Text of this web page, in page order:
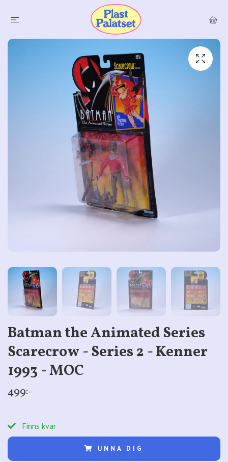
Batman the Animated Series
Scarecrow - Series 2 - Kenner
1993 - MOC
499:-
Finns kvar
UNNA DIG